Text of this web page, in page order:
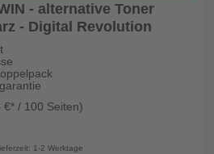
- alternative Toner
- Digital Revolution
/ 100 Seiten)
1-2 Werktage